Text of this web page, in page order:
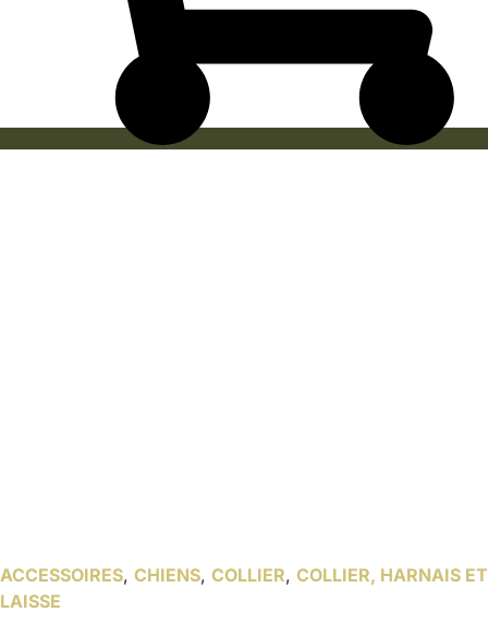
ACCESSOIRES, CHIENS, COLLIER, COLLIER, HARNAIS ET
LAISSE